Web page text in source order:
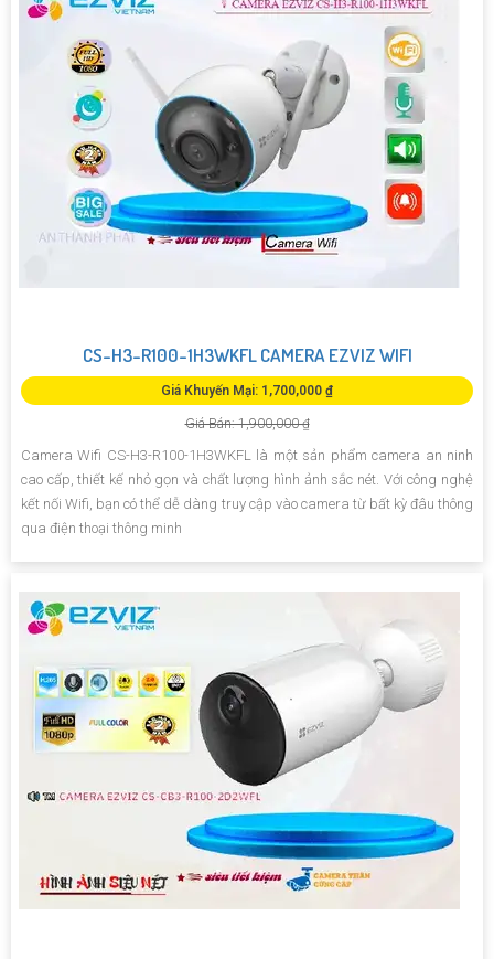
CS-H3-R100-1H3WKFL CAMERA EZVIZ WIFI
Giá Khuyến Mại: 1,700,000 ₫
Giá Bán: 1,900,000 ₫
Camera Wifi CS-H3-R100-1H3WKFL là một sản phẩm camera an ninh
cao cấp, thiết kế nhỏ gọn và chất lượng hình ảnh sắc nét. Với công nghệ
kết nối Wifi, bạn có thể dễ dàng truy cập vào camera từ bất kỳ đâu thông
qua điện thoại thông minh